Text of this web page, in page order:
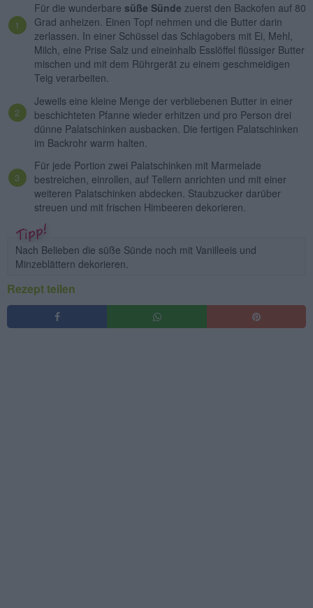
Für die wunderbare süße Sünde zuerst den Backofen auf 80
Grad anheizen. Einen Topf nehmen und die Butter darin
zerlassen. In einer Schüssel das Schlagobers mit Ei, Mehl,
Milch, eine Prise Salz und eineinhalb Esslöffel flüssiger Butter
mischen und mit dem Rührgerät zu einem geschmeidigen
Teig verarbeiten.
Jeweils eine kleine Menge der verbliebenen Butter in einer
beschichteten Pfanne wieder erhitzen und pro Person drei
dünne Palatschinken ausbacken. Die fertigen Palatschinken
im Backrohr warm halten.
Für jede Portion zwei Palatschinken mit Marmelade
bestreichen, einrollen, auf Tellern anrichten und mit einer
weiteren Palatschinken abdecken. Staubzucker darüber
streuen und mit frischen Himbeeren dekorieren.
Nach Belieben die süße Sünde noch mit Vanilleeis und
Minzeblättern dekorieren.
Rezept teilen